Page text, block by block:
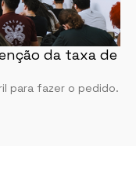
da taxa de
para fazer o pedido.